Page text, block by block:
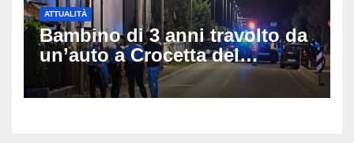
ATTUALITÀ
Bambino di 3 anni travolto da
un’auto a Crocetta del
Montello: è gravissimo,
trasportato in elicottero a